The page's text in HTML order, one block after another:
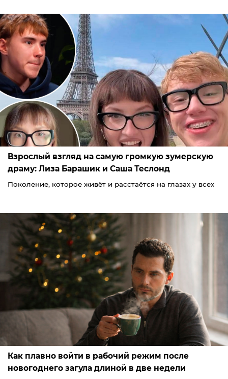
Взрослый взгляд на самую громкую зумерскую
драму: Лиза Барашик и Саша Теслонд
Поколение, которое живёт и расстаётся на глазах у всех
Как плавно войти в рабочий режим после
новогоднего загула длиной в две недели